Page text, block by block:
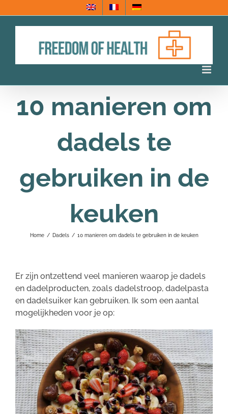
naar
10 manieren om
dadels te
gebruiken in de
keuken
Home / Dadels / 10 manieren om dadels te gebruiken in de keuken
Er zijn ontzettend veel manieren waarop je dadels
en dadelproducten, zoals dadelstroop, dadelpasta
en dadelsuiker kan gebruiken. Ik som een aantal
mogelijkheden voor je op: